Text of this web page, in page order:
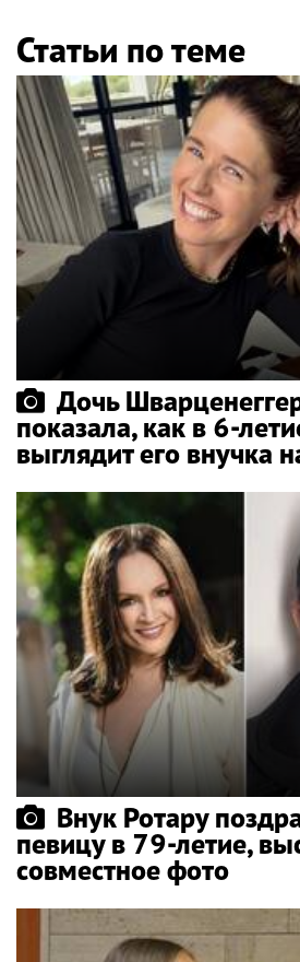
Статьи по теме
Дочь
показала, как в 6-
выглядит его внучка
Внук Ротару
певицу в 79-летие,
совместное фото